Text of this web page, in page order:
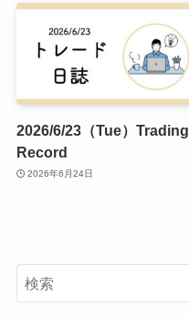
2026/6/23（Tue）Trading
Record
2026年6月24日